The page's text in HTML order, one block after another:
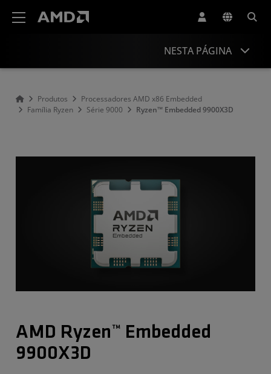
NESTA PÁGINA
Especificações
Produtos
Processadores AMD x86 Embedded
Família Ryzen
Série 9000 Ryzen™ Embedded 9900X3D
AMD Ryzen™ Embedded
9900X3D